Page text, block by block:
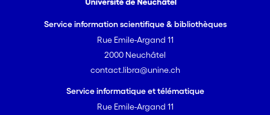
Service information scientifique & bibliothèques
Rue Emile-Argand 11
2000 Neuchâtel
contact.libra@unine.ch
Service informatique et télématique
Rue Emile-Argand 11